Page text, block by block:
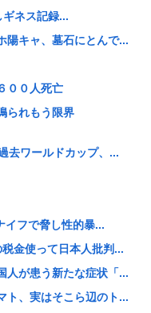
ネス記録...
陽キャ、墓石にとんで...
００人死亡
られもう限界
と！」←こいつの目...
は2万以上…...
ザーブドフラワー」
に
ない」 日本語作...
「天下の愚策だ」と批...
害
去ワールドカップ、...
イフで脅し性的暴...
金使って日本人批判...
人が患う新たな症状「...
ト、実はそこら辺のト...